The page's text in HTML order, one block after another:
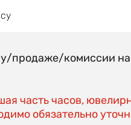
продаже/комиссии на
часть часов,
обязательно